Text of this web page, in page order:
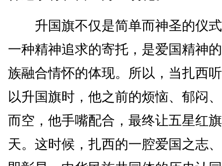
升国旗不仅是简单而神圣的仪式
一种精神追求的寄托，是爱国精神
族融合情怀的体现。所以，当扎西
以升国旗时，他之前的烦恼、郁闷
而空，他手嘴配合，最终让五星红
天。这时候，扎西的一腔爱国之志